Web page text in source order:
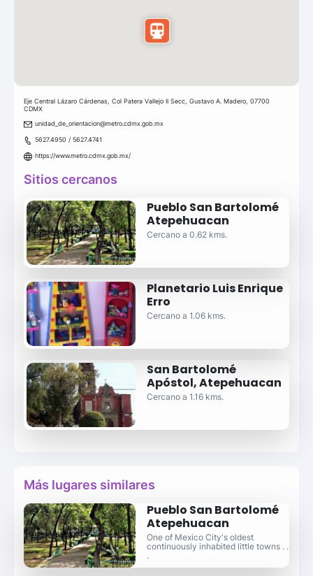
Eje Central Lázaro Cárdenas, Col Patera Vallejo II Secc, Gustavo A. Madero, 07700
CDMX
unidad_de_orientacion@metro.cdmx.gob.mx
5627.4950 / 5627.4741
https://www.metro.cdmx.gob.mx/
Sitios cercanos
Pueblo San Bartolomé
Atepehuacan
Cercano a 0.62 kms.
Planetario Luis Enrique
Erro
Cercano a 1.06 kms.
San Bartolomé
Apóstol, Atepehuacan
Cercano a 1.16 kms.
Más lugares similares
Pueblo San Bartolomé
Atepehuacan
One of Mexico City's oldest
continuously inhabited little towns . .
.